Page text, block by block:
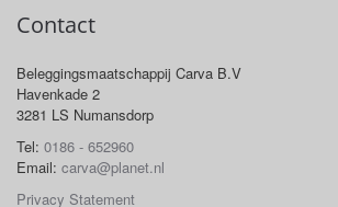
Contact
Beleggingsmaatschappij Carva B.V
Havenkade 2
3281 LS Numansdorp
Tel: 0186 - 652960
Email: carva@planet.nl
Privacy Statement